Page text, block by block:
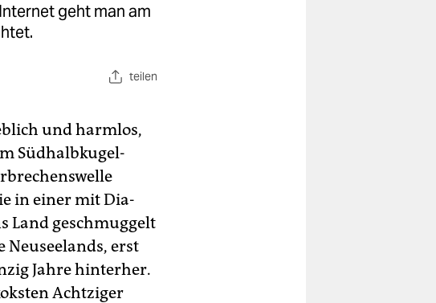
geht man am
teilen
und harmlos,
Südhalbkugel-
in einer mit Dia­
Land geschmuggelt
erst
Jahre hinterher.
Achtziger